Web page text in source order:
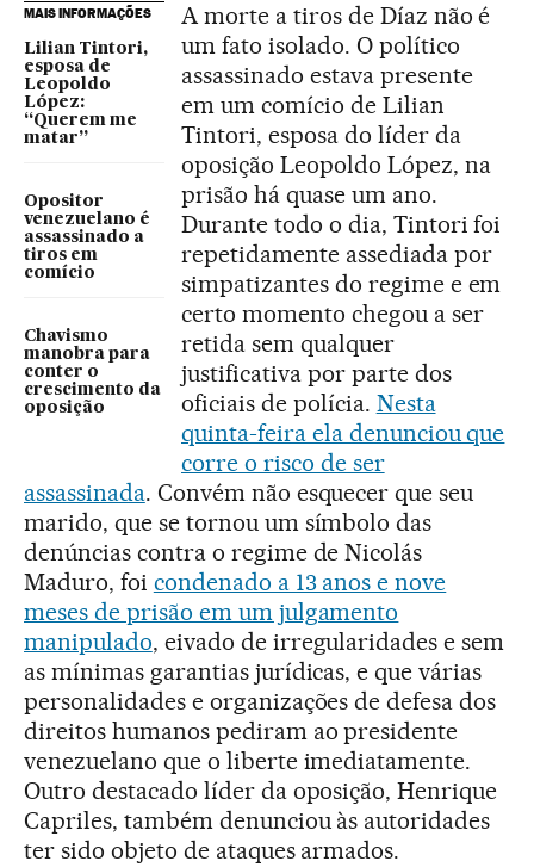
MAIS INFORMAÇÕES
Lilian Tintori,
esposa de
Leopoldo
López:
“Querem me
matar”
Opositor
venezuelano é
assassinado a
tiros em
comício
Chavismo
manobra para
conter o
crescimento da
oposição
A morte a tiros de Díaz não é
um fato isolado. O político
assassinado estava presente
em um comício de Lilian
Tintori, esposa do líder da
oposição Leopoldo López, na
prisão há quase um ano.
Durante todo o dia, Tintori foi
repetidamente assediada por
simpatizantes do regime e em
certo momento chegou a ser
retida sem qualquer
justificativa por parte dos
oficiais de polícia. Nesta
quinta-feira ela denunciou que
corre o risco de ser
assassinada. Convém não esquecer que seu
marido, que se tornou um símbolo das
denúncias contra o regime de Nicolás
Maduro, foi condenado a 13 anos e nove
meses de prisão em um julgamento
manipulado, eivado de irregularidades e sem
as mínimas garantias jurídicas, e que várias
personalidades e organizações de defesa dos
direitos humanos pediram ao presidente
venezuelano que o liberte imediatamente.
Outro destacado líder da oposição, Henrique
Capriles, também denunciou às autoridades
ter sido objeto de ataques armados.